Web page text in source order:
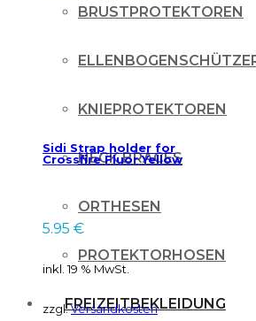
BRUSTPROTEKTOREN
KNIEPROTEKTOREN
NECK BRACES
ORTHESEN
PROTEKTORHOSEN
FREIZEITBEKLEIDUNG
Sidi Strap holder for
Crossfire Fluor Yellow
5.95 €
inkl. 19 % MwSt.
zzgl.Versandkosten